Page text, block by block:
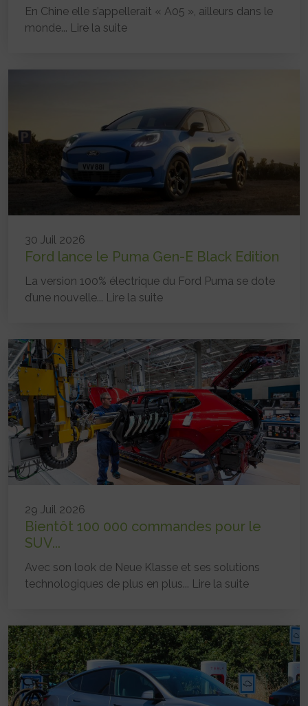
En Chine elle s’appellerait « A05 », ailleurs dans le
monde... Lire la suite
30 Juil 2026
Ford lance le Puma Gen-E Black Edition
La version 100% électrique du Ford Puma se dote
d’une nouvelle... Lire la suite
29 Juil 2026
Bientôt 100 000 commandes pour le
SUV...
Avec son look de Neue Klasse et ses solutions
technologiques de plus en plus... Lire la suite